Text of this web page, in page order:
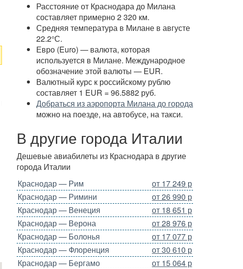
Расстояние от Краснодара до Милана
составляет примерно 2 320 км.
Средняя температура в Милане в августе
22.2°С.
Евро (Euro) — валюта, которая
используется в Милане. Международное
обозначение этой валюты — EUR.
Валютный курс к российскому рублю
составляет 1 EUR = 96.5882 руб.
Добраться из аэропорта Милана до города
можно на поезде, на автобусе, на такси.
В другие города Италии
Дешевые авиабилеты из Краснодара в другие
города Италии
Краснодар — Рим
от 17 249 р
Краснодар — Римини
от 26 990 р
Краснодар — Венеция
от 18 651 р
Краснодар — Верона
от 28 976 р
Краснодар — Болонья
от 17 077 р
Краснодар — Флоренция
от 30 610 р
Краснодар — Бергамо
от 15 064 р